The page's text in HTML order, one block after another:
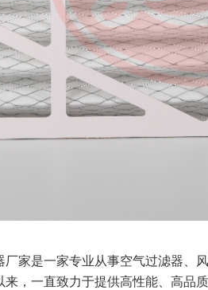
厂家是一家专业从事空气过滤器、
，一直致力于提供高性能、高品